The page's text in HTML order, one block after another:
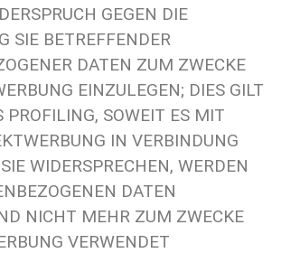
GEGEN DIE
SIE BETREFFENDER
DATEN ZUM ZWECKE
EINZULEGEN; DIES GILT
PROFILING, SOWEIT ES MIT
IN VERBINDUNG
WIDERSPRECHEN, WERDEN
DATEN
NICHT MEHR ZUM ZWECKE
VERWENDET